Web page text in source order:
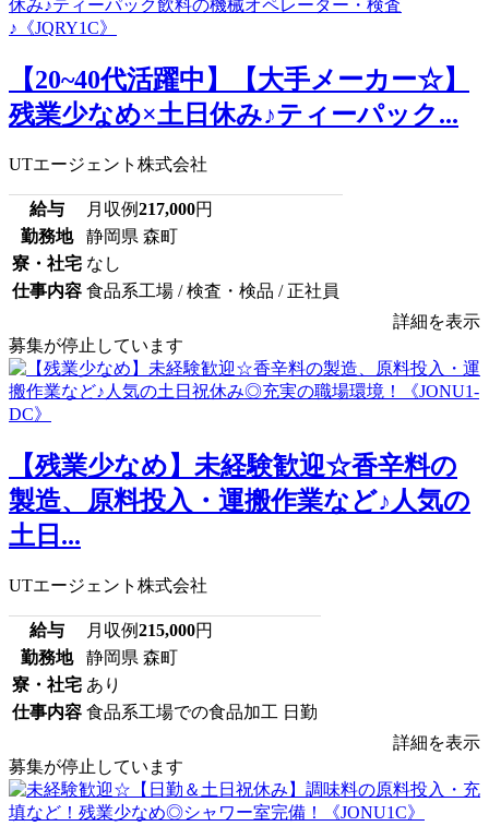
【20~40代活躍中】【大手メーカー☆】
残業少なめ×土日休み♪ティーパック...
UTエージェント株式会社
給与 月収例217,000円
勤務地
静岡県 森町
寮・社宅 なし
仕事内容 食品系工場 / 検査・検品 / 正社員
詳細を表示
募集が停止しています
【残業少なめ】未経験歓迎☆香辛料の
製造、原料投入・運搬作業など♪人気の
土日...
UTエージェント株式会社
給与 月収例215,000円
勤務地
静岡県 森町
寮・社宅 あり
仕事内容 食品系工場での食品加工 日勤
詳細を表示
募集が停止しています